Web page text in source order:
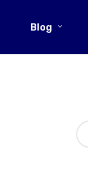
Blog